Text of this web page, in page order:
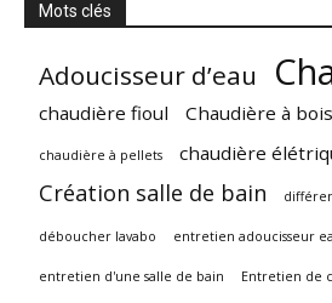
Mots clés
Adoucisseur d’eau
chaudière fioul Chaudière à bois
chaudière à pellets chaudière
Création salle de bain
déboucher lavabo entretien adoucisseur
entretien d'une salle de bain Entretien de